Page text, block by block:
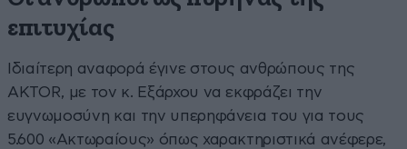
επιτυχίας
Ιδιαίτερη αναφορά έγινε στους ανθρώπους της
AKTOR, με τον κ. Εξάρχου να εκφράζει την
ευγνωμοσύνη και την υπερηφάνεια του για τους
5.600 «Ακτωραίους» όπως χαρακτηριστικά ανέφερε,